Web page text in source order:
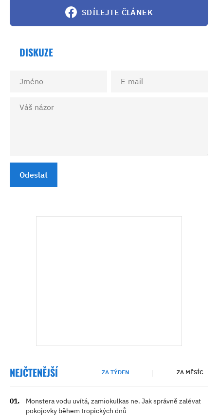
SDÍLEJTE ČLÁNEK
DISKUZE
Odeslat
NEJČTENĚJŠÍ ZA TÝDEN ZA MĚSÍC
Monstera vodu uvítá, zamiokulkas ne. Jak správně zalévat
pokojovky během tropických dnů